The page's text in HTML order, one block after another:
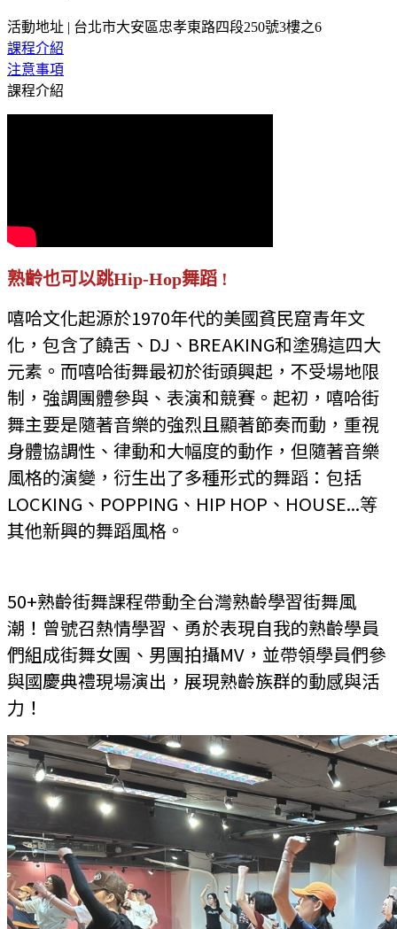
活動地址 | 台北市大安區忠孝東路四段250號3樓之6
課程介紹
注意事項
課程介紹
熟齡也可以跳Hip-Hop舞蹈 !
嘻哈文化起源於1970年代的美國貧民窟青年文
化，包含了饒舌、DJ、BREAKING和塗鴉這四大
元素。而嘻哈街舞最初於街頭興起，不受場地限
制，強調團體參與、表演和競賽。起初，嘻哈街
舞主要是隨著音樂的強烈且顯著節奏而動，重視
身體協調性、律動和大幅度的動作，但隨著音樂
風格的演變，衍生出了多種形式的舞蹈：包括
LOCKING、POPPING、HIP HOP、HOUSE...等
其他新興的舞蹈風格。
50+熟齡街舞課程帶動全台灣熟齡學習街舞風
潮 ！ 曾號召熱情學習、勇於表現自我的熟齡學員
們組成街舞女團、男團拍攝MV，並帶領學員們參
與國慶典禮現場演出，展現熟齡族群的動感與活
力！